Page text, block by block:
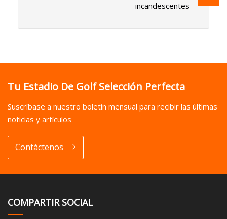
incandescentes
Tu Estadio De Golf Selección Perfecta
Suscríbase a nuestro boletín mensual para recibir las últimas
noticias y artículos
Contáctenos
COMPARTIR SOCIAL